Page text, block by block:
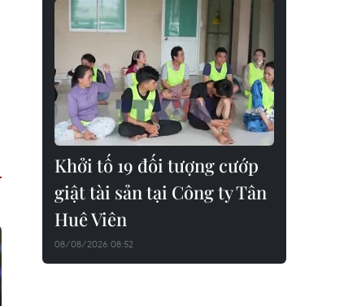
Khởi tố 19 đối tượng cướp
giật tài sản tại Công ty Tân
Huê Viên
08/08/2026 08:52